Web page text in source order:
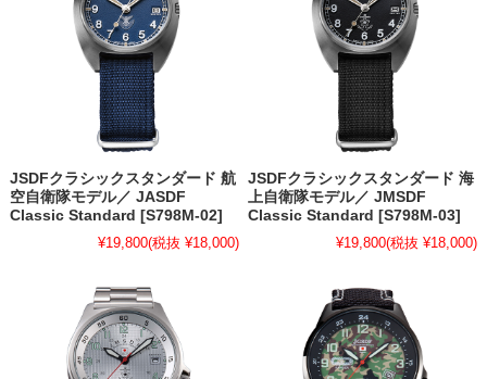
JSDFクラシックスタンダード 航
空自衛隊モデル／ JASDF
Classic Standard [S798M-02]
¥19,800(税抜 ¥18,000)
JSDFクラシックスタンダード 海
上自衛隊モデル／ JMSDF
Classic Standard [S798M-03]
¥19,800(税抜 ¥18,000)